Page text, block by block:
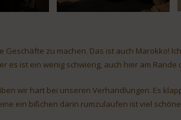
zu machen. Das ist auch Marokko!
ist ein wenig schwierig, auch hier am Rande
wir hart bei unseren Verhandlungen. Es
ein bißchen darin rumzulaufen ist viel